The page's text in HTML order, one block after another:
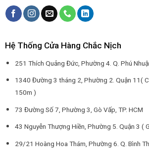
Hệ Thống Cửa Hàng Chắc Nịch
251 Thích Quảng Đức, Phường 4. Q. Phú
1340 Đường 3 tháng 2, Phường 2. Quận 11(
150m )
73 Đường Số 7, Phường 3, Gò Vấp, TP. HCM
43 Nguyễn Thượng Hiền, Phường 5. Quận 3 (
29/21 Hoàng Hoa Thám, Phường 6. Q. Bình